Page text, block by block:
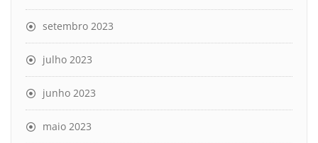
setembro 2023
julho 2023
junho 2023
maio 2023